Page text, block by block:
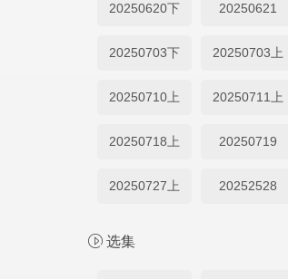
20250620下 20250621
20250703下 20250703上
20250710上 20250711上
20250718上 20250719
20250727上 20252528
选集